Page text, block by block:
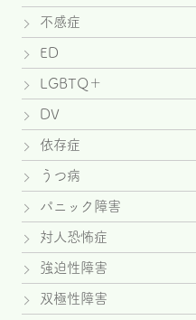
不感症
ED
LGBTQ＋
DV
依存症
うつ病
パニック障害
対人恐怖症
強迫性障害
双極性障害